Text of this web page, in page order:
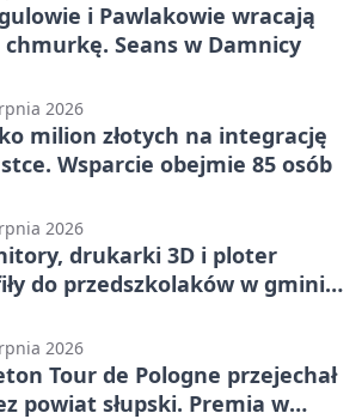
i Pawlakowie wracają
chmurkę. Seans w Damnicy
2026
milion złotych na integrację
Wsparcie obejmie 85 osób
2026
drukarki 3D i ploter
do przedszkolaków w gminie
2026
Tour de Pologne przejechał
powiat słupski. Premia w